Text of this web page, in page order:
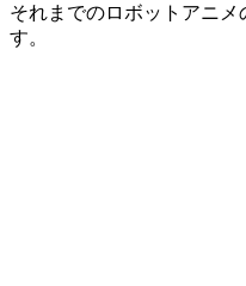
それまでのロボットアニメ
す。